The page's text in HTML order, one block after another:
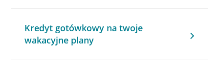
Kredyt gotówkowy na twoje
wakacyjne plany